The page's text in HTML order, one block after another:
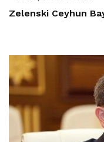
Zelenski Ceyhun